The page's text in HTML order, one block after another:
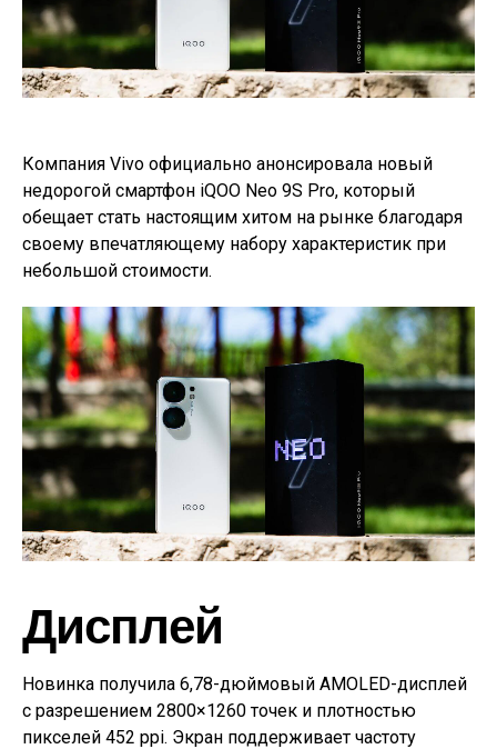
Компания Vivo официально анонсировала новый
недорогой смартфон iQOO Neo 9S Pro, который
обещает стать настоящим хитом на рынке благодаря
своему впечатляющему набору характеристик при
небольшой стоимости.
Дисплей
Новинка получила 6,78-дюймовый AMOLED-дисплей
с разрешением 2800×1260 точек и плотностью
пикселей 452 ppi. Экран поддерживает частоту